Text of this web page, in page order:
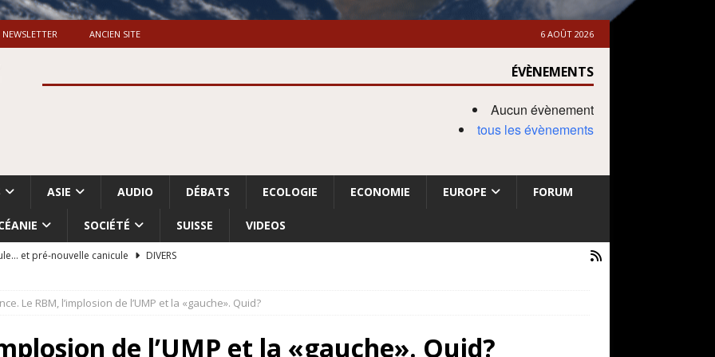
NEWSLETTER ANCIEN SITE 6 AOÛT 2026
ÉVÈNEMENTS
Aucun évènement
tous les évènements
ASIE AUDIO DÉBATS ECOLOGIE ECONOMIE EUROPE FORUM
SOCIÉTÉ SUISSE VIDEOS
et pré-nouvelle canicule
DIVERS
du nettoyage ethnique en Cisjordanie et à Gaza
ISRAËL
Le RBM, l’implosion de l’UMP et la «gauche». Quid?
de l’UMP et la «gauche». Quid?